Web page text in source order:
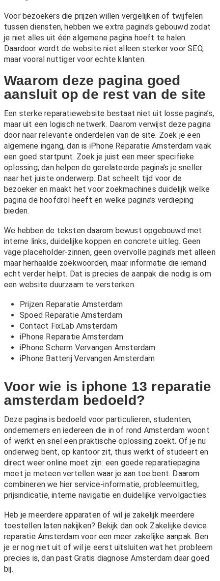
Voor bezoekers die prijzen willen vergelijken of twijfelen
tussen diensten, hebben we extra pagina’s gebouwd zodat
je niet alles uit één algemene pagina hoeft te halen.
Daardoor wordt de website niet alleen sterker voor SEO,
maar vooral nuttiger voor echte klanten.
Waarom deze pagina goed
aansluit op de rest van de site
Een sterke reparatiewebsite bestaat niet uit losse pagina’s,
maar uit een logisch netwerk. Daarom verwijst deze pagina
door naar relevante onderdelen van de site. Zoek je een
algemene ingang, dan is iPhone Reparatie Amsterdam vaak
een goed startpunt. Zoek je juist een meer specifieke
oplossing, dan helpen de gerelateerde pagina’s je sneller
naar het juiste onderwerp. Dat scheelt tijd voor de
bezoeker en maakt het voor zoekmachines duidelijk welke
pagina de hoofdrol heeft en welke pagina’s verdieping
bieden.
We hebben de teksten daarom bewust opgebouwd met
interne links, duidelijke koppen en concrete uitleg. Geen
vage placeholder-zinnen, geen overvolle pagina’s met alleen
maar herhaalde zoekwoorden, maar informatie die iemand
echt verder helpt. Dat is precies de aanpak die nodig is om
een website duurzaam te versterken.
Prijzen Reparatie Amsterdam
Spoed Reparatie Amsterdam
Contact FixLab Amsterdam
iPhone Reparatie Amsterdam
iPhone Scherm Vervangen Amsterdam
iPhone Batterij Vervangen Amsterdam
Voor wie is iphone 13 reparatie
amsterdam bedoeld?
Deze pagina is bedoeld voor particulieren, studenten,
ondernemers en iedereen die in of rond Amsterdam woont
of werkt en snel een praktische oplossing zoekt. Of je nu
onderweg bent, op kantoor zit, thuis werkt of studeert en
direct weer online moet zijn: een goede reparatiepagina
moet je meteen vertellen waar je aan toe bent. Daarom
combineren we hier service-informatie, probleemuitleg,
prijsindicatie, interne navigatie en duidelijke vervolgacties.
Heb je meerdere apparaten of wil je zakelijk meerdere
toestellen laten nakijken? Bekijk dan ook Zakelijke device
reparatie Amsterdamvoor een meer zakelijke aanpak. Ben
je er nog niet uit of wil je eerst uitsluiten wat het probleem
precies is, dan pastGratis diagnose Amsterdam daar goed
bij.